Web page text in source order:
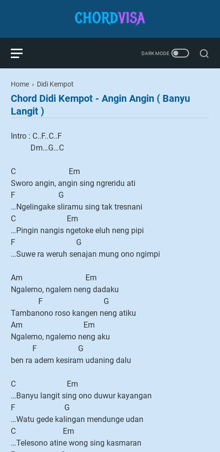
Home › Didi Kempot
Chord Didi Kempot - Angin Angin ( Banyu
Langit )
Intro : C..F..C..F
Dm…G…C
C Em
Sworo angin, angin sing ngreridu ati
F G
…Ngelingake sliramu sing tak tresnani
C Em
…Pingin nangis ngetoke eluh neng pipi
F G
…Suwe ra weruh senajan mung ono ngimpi
Am Em
Ngalemo, ngalem neng dadaku
F G
Tambanono roso kangen neng atiku
Am Em
Ngalemo, ngalemo neng aku
F G
ben ra adem kesiram udaning dalu
C Em
…Banyu langit sing ono duwur kayangan
F G
…Watu gede kalingan mendunge udan
C Em
…Telesono atine wong sing kasmaran